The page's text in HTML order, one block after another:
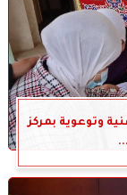
وتوعوية بمركز